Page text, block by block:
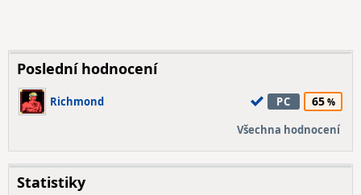
Poslední hodnocení
Richmond PC 65
Všechna hodnocení
Statistiky